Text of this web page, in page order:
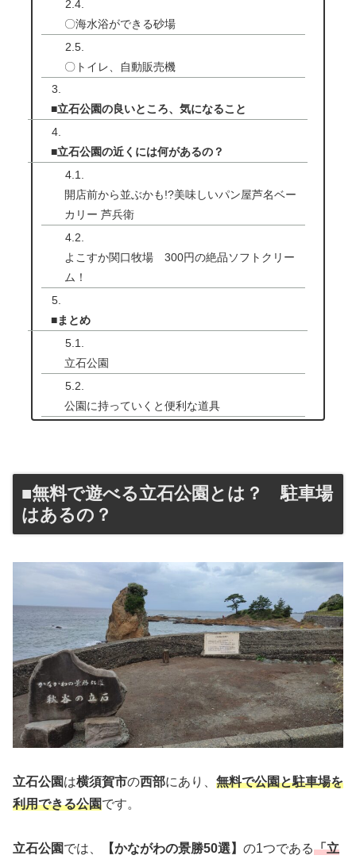
〇海水浴ができる砂場
〇トイレ、自動販売機
■立石公園の良いところ、気になること
■立石公園の近くには何があるの？
開店前から並ぶかも!?美味しいパン屋芦名ベー
カリー 芦兵衛
よこすか関口牧場 300円の絶品ソフトクリー
ム！
■まとめ
立石公園
公園に持っていくと便利な道具
■無料で遊べる立石公園とは？ 駐車場
はあるの？
立石公園は横須賀市の西部にあり、 無料で公園と駐車場を
利用できる公園です。
立石公園では、 【かながわの景勝50選】 の1つである「立